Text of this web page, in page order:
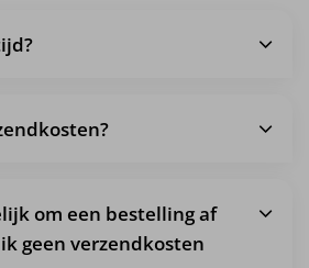
om een bestelling af
geen verzendkosten